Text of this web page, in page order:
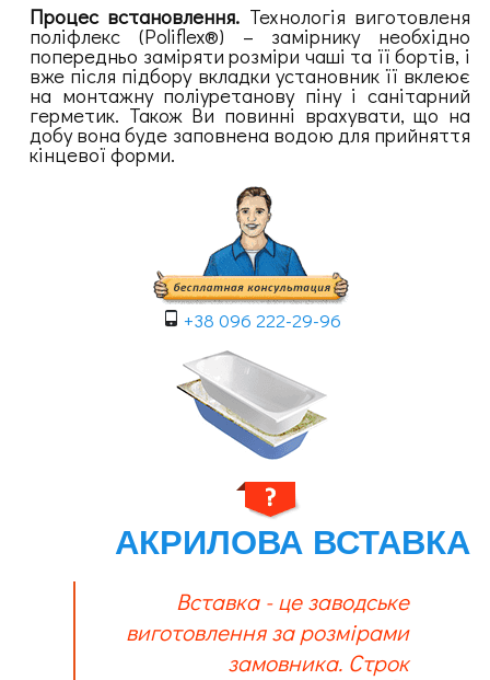
Процес встановлення. Технологія виготовленя
поліфлекс (Poliflex®) – замірнику необхідно
попередньо заміряти розміри чаші та її бортів, і
вже після підбору вкладки установник її вклеює
на монтажну поліуретанову піну і санітарний
герметик. Також Ви повинні врахувати, що на
добу вона буде заповнена водою для прийняття
кінцевої форми.
+38 096 222-29-96
АКРИЛОВА ВСТАВКА
Вставка - це заводське
виготовлення за розмірами
замовника. Строк